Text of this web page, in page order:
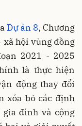
Dự án 8, Chương
hội vùng đồng
2021 - 2025
là thực hiện
động thay đổi
xóa bỏ các định
đình và cộng